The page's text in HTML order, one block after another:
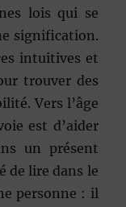
lois qui se
signification.
intuitives et
trouver des
Vers l’âge
est d’aider
un présent
de lire dans le
personne : il